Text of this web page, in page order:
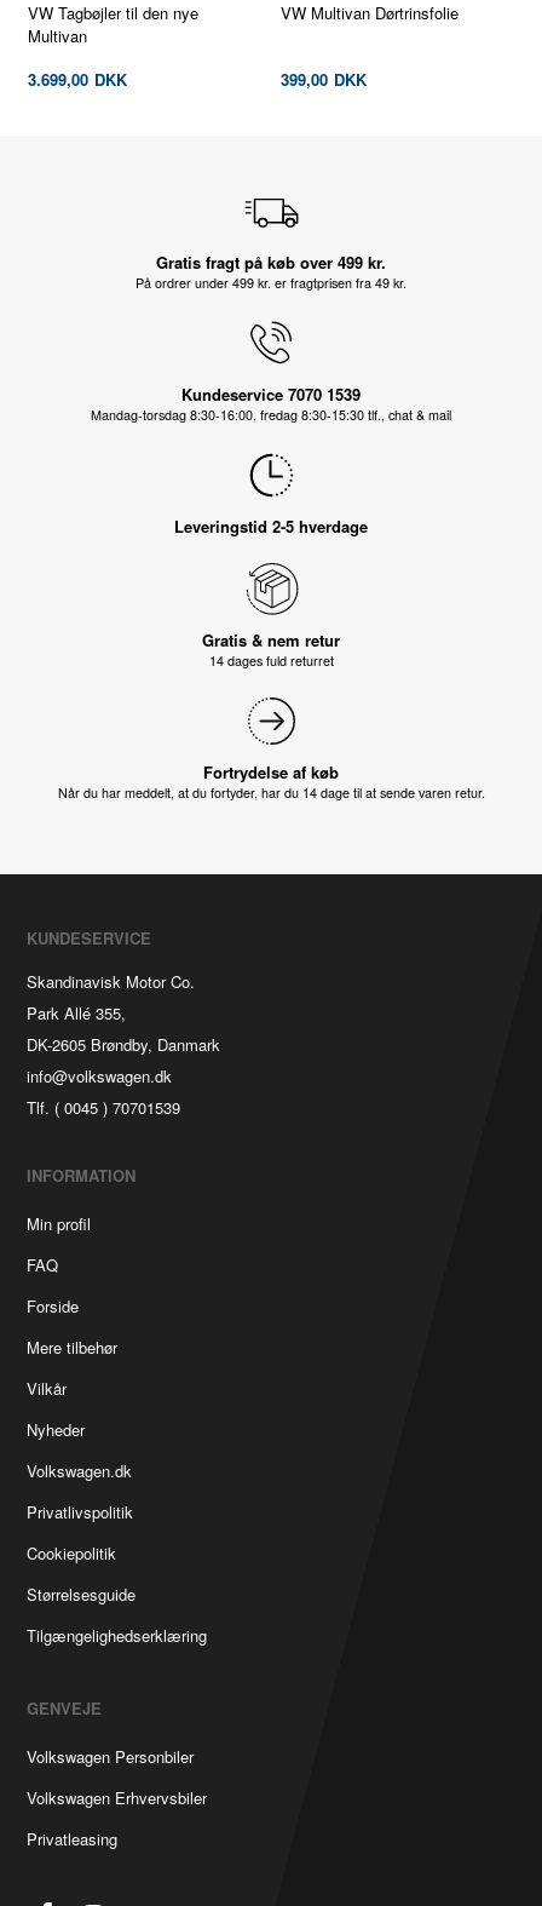
VW Tagbøjler til den nye
Multivan
3.699,00 DKK
VW Multivan Dørtrinsfolie
399,00 DKK
Gratis fragt på køb over 499 kr.
På ordrer under 499 kr. er fragtprisen fra 49 kr.
Kundeservice 7070 1539
Mandag-torsdag 8:30-16:00, fredag 8:30-15:30 tlf., chat & mail
Leveringstid 2-5 hverdage
Gratis & nem retur
14 dages fuld returret
Fortrydelse af køb
Når du har meddelt, at du fortyder, har du 14 dage til at sende varen retur.
KUNDESERVICE
Skandinavisk Motor Co.
Park Allé 355,
DK-2605 Brøndby, Danmark
info@volkswagen.dk
Tlf. ( 0045 ) 70701539
INFORMATION
Min profil
FAQ
Forside
Mere tilbehør
Vilkår
Nyheder
Volkswagen.dk
Privatlivspolitik
Cookiepolitik
Størrelsesguide
Tilgængelighedserklæring
GENVEJE
Volkswagen Personbiler
Volkswagen Erhvervsbiler
Privatleasing